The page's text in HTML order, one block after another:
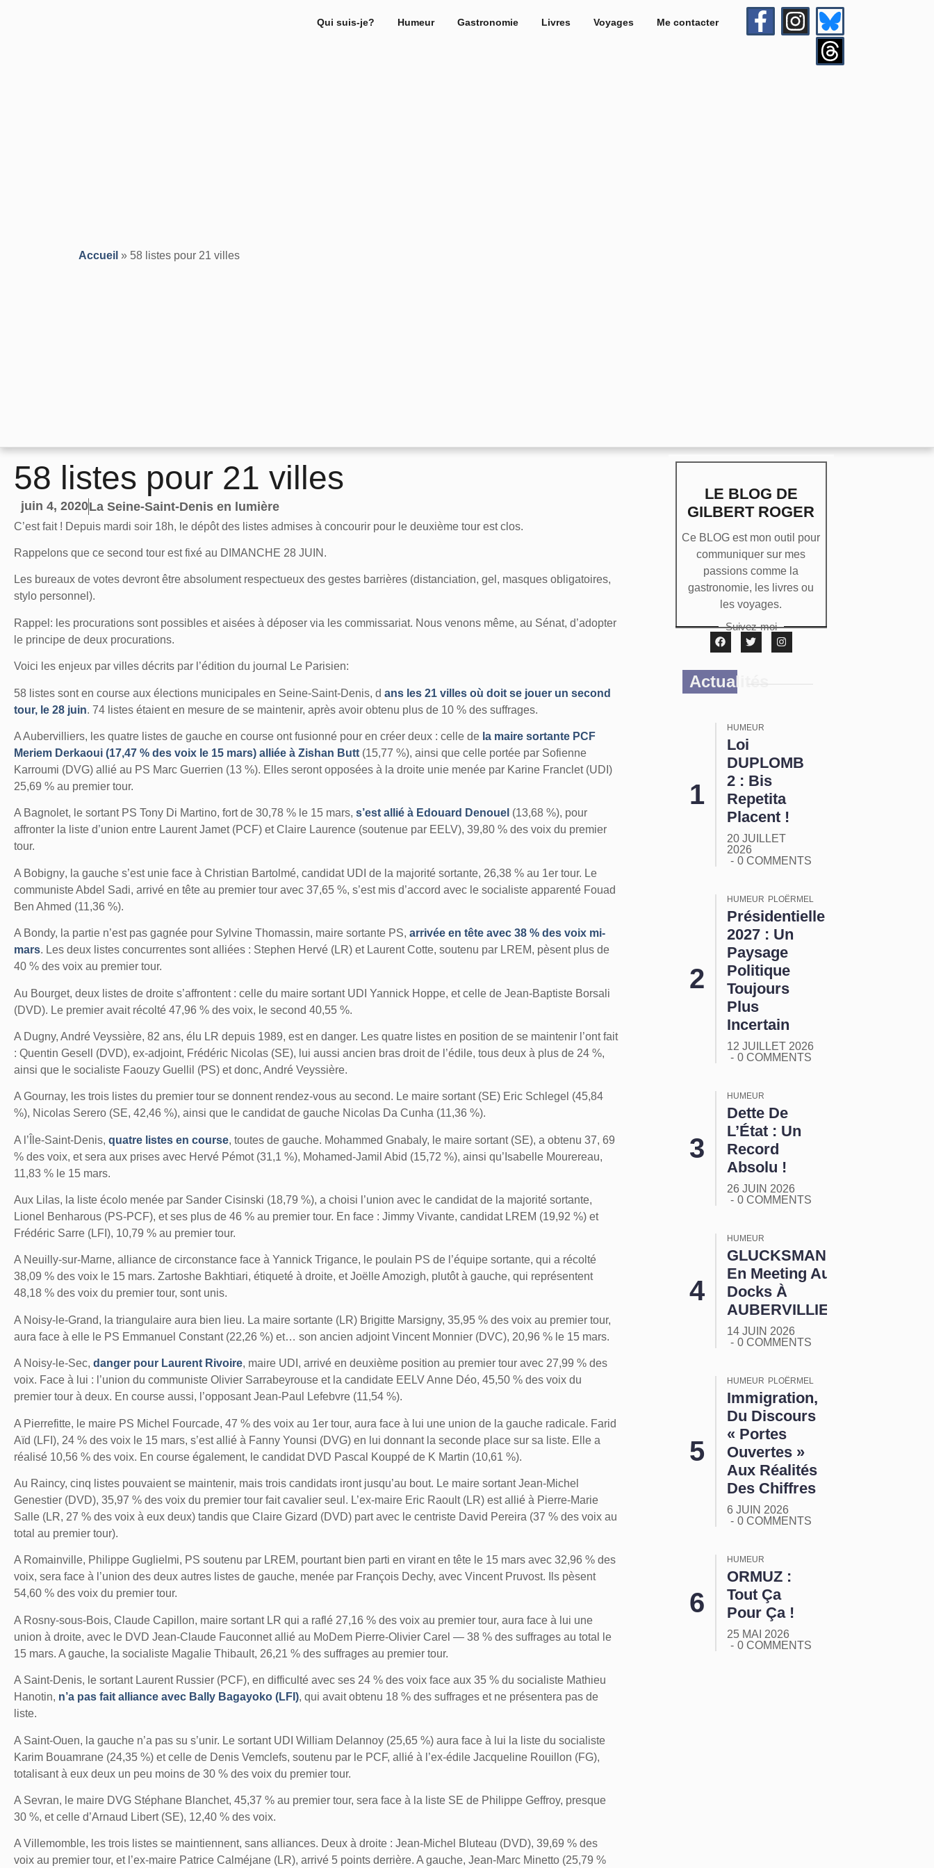
Qui suis-je? Humeur Gastronomie Livres Voyages Me contacter
Accueil » 58 listes pour 21 villes
58 listes pour 21 villes
juin 4, 2020La Seine-Saint-Denis en lumière
C’est fait ! Depuis mardi soir 18h, le dépôt des listes admises à concourir pour le deuxième tour est clos.
Rappelons que ce second tour est fixé au DIMANCHE 28 JUIN.
Les bureaux de votes devront être absolument respectueux des gestes barrières (distanciation, gel, masques obligatoires,
stylo personnel).
Rappel: les procurations sont possibles et aisées à déposer via les commissariat. Nous venons même, au Sénat, d’adopter
le principe de deux procurations.
Voici les enjeux par villes décrits par l’édition du journal Le Parisien:
58 listes sont en course aux élections municipales en Seine-Saint-Denis, d ans les 21 villes où doit se jouer un second
tour, le 28 juin. 74 listes étaient en mesure de se maintenir, après avoir obtenu plus de 10 % des suffrages.
A Aubervilliers, les quatre listes de gauche en course ont fusionné pour en créer deux : celle de la maire sortante PCF
Meriem Derkaoui (17,47 % des voix le 15 mars) alliée à Zishan Butt (15,77 %), ainsi que celle portée par Sofienne
Karroumi (DVG) allié au PS Marc Guerrien (13 %). Elles seront opposées à la droite unie menée par Karine Franclet (UDI)
25,69 % au premier tour.
A Bagnolet, le sortant PS Tony Di Martino, fort de 30,78 % le 15 mars, s’est allié à Edouard Denouel (13,68 %), pour
affronter la liste d’union entre Laurent Jamet (PCF) et Claire Laurence (soutenue par EELV), 39,80 % des voix du premier
tour.
A Bobigny, la gauche s’est unie face à Christian Bartolmé, candidat UDI de la majorité sortante, 26,38 % au 1er tour. Le
communiste Abdel Sadi, arrivé en tête au premier tour avec 37,65 %, s’est mis d’accord avec le socialiste apparenté Fouad
Ben Ahmed (11,36 %).
A Bondy, la partie n’est pas gagnée pour Sylvine Thomassin, maire sortante PS, arrivée en tête avec 38 % des voix mi-
mars. Les deux listes concurrentes sont alliées : Stephen Hervé (LR) et Laurent Cotte, soutenu par LREM, pèsent plus de
40 % des voix au premier tour.
Au Bourget, deux listes de droite s’affrontent : celle du maire sortant UDI Yannick Hoppe, et celle de Jean-Baptiste Borsali
(DVD). Le premier avait récolté 47,96 % des voix, le second 40,55 %.
A Dugny, André Veyssière, 82 ans, élu LR depuis 1989, est en danger. Les quatre listes en position de se maintenir l’ont fait
: Quentin Gesell (DVD), ex-adjoint, Frédéric Nicolas (SE), lui aussi ancien bras droit de l’édile, tous deux à plus de 24 %,
ainsi que le socialiste Faouzy Guellil (PS) et donc, André Veyssière.
A Gournay, les trois listes du premier tour se donnent rendez-vous au second. Le maire sortant (SE) Eric Schlegel (45,84
%), Nicolas Serero (SE, 42,46 %), ainsi que le candidat de gauche Nicolas Da Cunha (11,36 %).
A l’Île-Saint-Denis, quatre listes en course, toutes de gauche. Mohammed Gnabaly, le maire sortant (SE), a obtenu 37, 69
% des voix, et sera aux prises avec Hervé Pémot (31,1 %), Mohamed-Jamil Abid (15,72 %), ainsi qu’Isabelle Mourereau,
11,83 % le 15 mars.
Aux Lilas, la liste écolo menée par Sander Cisinski (18,79 %), a choisi l’union avec le candidat de la majorité sortante,
Lionel Benharous (PS-PCF), et ses plus de 46 % au premier tour. En face : Jimmy Vivante, candidat LREM (19,92 %) et
Frédéric Sarre (LFI), 10,79 % au premier tour.
A Neuilly-sur-Marne, alliance de circonstance face à Yannick Trigance, le poulain PS de l’équipe sortante, qui a récolté
38,09 % des voix le 15 mars. Zartoshe Bakhtiari, étiqueté à droite, et Joëlle Amozigh, plutôt à gauche, qui représentent
48,18 % des voix du premier tour, sont unis.
A Noisy-le-Grand, la triangulaire aura bien lieu. La maire sortante (LR) Brigitte Marsigny, 35,95 % des voix au premier tour,
aura face à elle le PS Emmanuel Constant (22,26 %) et… son ancien adjoint Vincent Monnier (DVC), 20,96 % le 15 mars.
A Noisy-le-Sec, danger pour Laurent Rivoire, maire UDI, arrivé en deuxième position au premier tour avec 27,99 % des
voix. Face à lui : l’union du communiste Olivier Sarrabeyrouse et la candidate EELV Anne Déo, 45,50 % des voix du
premier tour à deux. En course aussi, l’opposant Jean-Paul Lefebvre (11,54 %).
A Pierrefitte, le maire PS Michel Fourcade, 47 % des voix au 1er tour, aura face à lui une union de la gauche radicale. Farid
Aïd (LFI), 24 % des voix le 15 mars, s’est allié à Fanny Younsi (DVG) en lui donnant la seconde place sur sa liste. Elle a
réalisé 10,56 % des voix. En course également, le candidat DVD Pascal Kouppé de K Martin (10,61 %).
Au Raincy, cinq listes pouvaient se maintenir, mais trois candidats iront jusqu’au bout. Le maire sortant Jean-Michel
Genestier (DVD), 35,97 % des voix du premier tour fait cavalier seul. L’ex-maire Eric Raoult (LR) est allié à Pierre-Marie
Salle (LR, 27 % des voix à eux deux) tandis que Claire Gizard (DVD) part avec le centriste David Pereira (37 % des voix au
total au premier tour).
A Romainville, Philippe Guglielmi, PS soutenu par LREM, pourtant bien parti en virant en tête le 15 mars avec 32,96 % des
voix, sera face à l’union des deux autres listes de gauche, menée par François Dechy, avec Vincent Pruvost. Ils pèsent
54,60 % des voix du premier tour.
A Rosny-sous-Bois, Claude Capillon, maire sortant LR qui a raflé 27,16 % des voix au premier tour, aura face à lui une
union à droite, avec le DVD Jean-Claude Fauconnet allié au MoDem Pierre-Olivier Carel — 38 % des suffrages au total le
15 mars. A gauche, la socialiste Magalie Thibault, 26,21 % des suffrages au premier tour.
A Saint-Denis, le sortant Laurent Russier (PCF), en difficulté avec ses 24 % des voix face aux 35 % du socialiste Mathieu
Hanotin, n’a pas fait alliance avec Bally Bagayoko (LFI), qui avait obtenu 18 % des suffrages et ne présentera pas de
liste.
A Saint-Ouen, la gauche n’a pas su s’unir. Le sortant UDI William Delannoy (25,65 %) aura face à lui la liste du socialiste
Karim Bouamrane (24,35 %) et celle de Denis Vemclefs, soutenu par le PCF, allié à l’ex-édile Jacqueline Rouillon (FG),
totalisant à eux deux un peu moins de 30 % des voix du premier tour.
A Sevran, le maire DVG Stéphane Blanchet, 45,37 % au premier tour, sera face à la liste SE de Philippe Geffroy, presque
30 %, et celle d’Arnaud Libert (SE), 12,40 % des voix.
A Villemomble, les trois listes se maintiennent, sans alliances. Deux à droite : Jean-Michel Bluteau (DVD), 39,69 % des
voix au premier tour, et l’ex-maire Patrice Calméjane (LR), arrivé 5 points derrière. A gauche, Jean-Marc Minetto (25,79 %
LE BLOG DE
GILBERT ROGER
Ce BLOG est mon outil pour
communiquer sur mes
passions comme la
gastronomie, les livres ou
les voyages.
Suivez-moi
Actualités
HUMEUR
Loi
DUPLOMB
2 : Bis
Repetita
Placent !
20 JUILLET
2026
0 COMMENTS
HUMEUR PLOËRMEL
Présidentielle
2027 : Un
Paysage
Politique
Toujours
Plus
Incertain
12 JUILLET 2026
0 COMMENTS
HUMEUR
Dette De
L’État : Un
Record
Absolu !
26 JUIN 2026
0 COMMENTS
HUMEUR
GLUCKSMANN
En Meeting Aux
Docks À
AUBERVILLIERS
14 JUIN 2026
0 COMMENTS
HUMEUR PLOËRMEL
Immigration,
Du Discours
« Portes
Ouvertes »
Aux Réalités
Des Chiffres
6 JUIN 2026
0 COMMENTS
HUMEUR
ORMUZ :
Tout Ça
Pour Ça !
25 MAI 2026
0 COMMENTS